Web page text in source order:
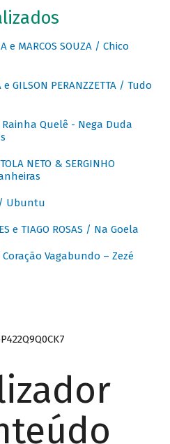
e MARCOS SOUZA / Chico
e GILSON PERANZZETTA / Tudo
Rainha Quelê - Nega Duda
NETO & SERGINHO
/ Ubuntu
e TIAGO ROSAS / Na Goela
Coração Vagabundo – Zezé